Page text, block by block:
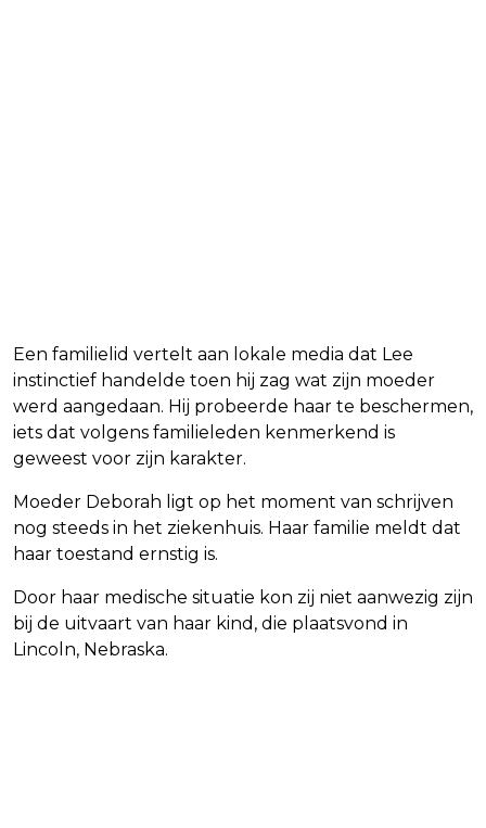
Een familielid vertelt aan lokale media dat Lee
instinctief handelde toen hij zag wat zijn moeder
werd aangedaan. Hij probeerde haar te beschermen,
iets dat volgens familieleden kenmerkend is
geweest voor zijn karakter.
Moeder Deborah ligt op het moment van schrijven
nog steeds in het ziekenhuis. Haar familie meldt dat
haar toestand ernstig is.
Door haar medische situatie kon zij niet aanwezig zijn
bij de uitvaart van haar kind, die plaatsvond in
Lincoln, Nebraska.